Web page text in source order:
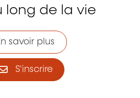
long de la vie
savoir plus
S'inscrire